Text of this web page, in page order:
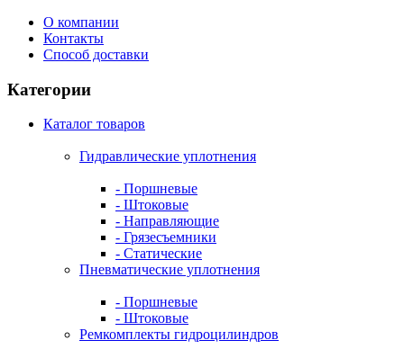
О компании
Контакты
Способ доставки
Категории
Каталог товаров
Гидравлические уплотнения
- Поршневые
- Штоковые
- Направляющие
- Грязесъемники
- Cтатические
Пневматические уплотнения
- Поршневые
- Штоковые
Ремкомплекты гидроцилиндров